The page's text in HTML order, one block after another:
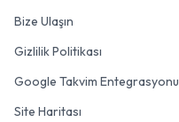
Bize Ulaşın
Gizlilik Politikası
Google Takvim Entegrasyonu
Site Haritası